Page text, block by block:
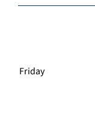
Friday